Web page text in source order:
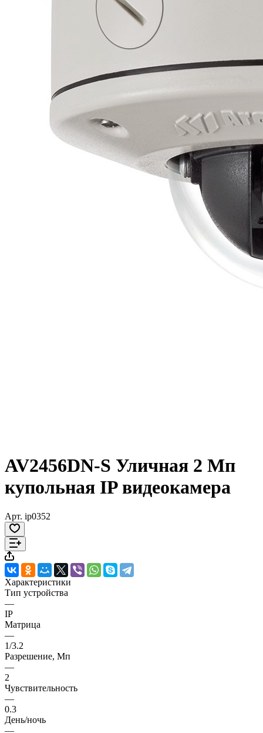
AV2456DN-S Уличная 2 Мп
купольная IP видеокамера
Арт. ip0352
Характеристики
Тип устройства
—
IP
Матрица
—
1/3.2
Разрешение, Мп
—
2
Чувствительность
—
0.3
День/ночь
—